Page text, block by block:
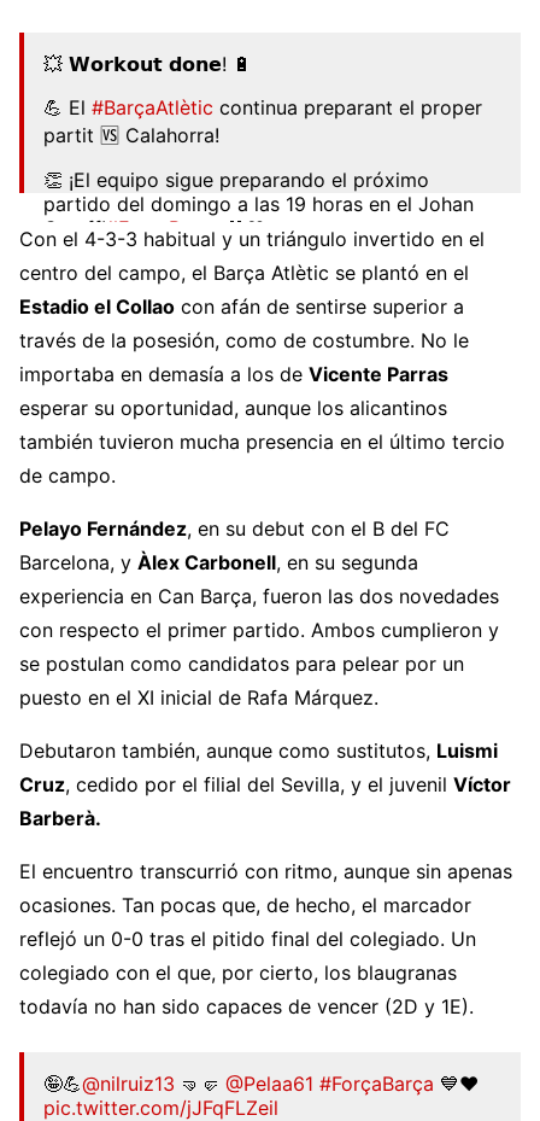
💥 𝗪𝗼𝗿𝗸𝗼𝘂𝘁 𝗱𝗼𝗻𝗲! 🔋
💪 El #BarçaAtlètic continua preparant el proper
partit 🆚 Calahorra!
👏 ¡El equipo sigue preparando el próximo
partido del domingo a las 19 horas en el Johan
Cruyff!#ForçaBarça
💙❤
pic.twitter.com/fkiR2MAEez
— Barça Atlètic (@FCBarcelonaB)
September 7,
2022
Con el 4-3-3 habitual y un triángulo invertido en el
centro del campo, el Barça Atlètic se plantó en el
Estadio el Collao con afán de sentirse superior a
través de la posesión, como de costumbre. No le
importaba en demasía a los de Vicente Parras
esperar su oportunidad, aunque los alicantinos
también tuvieron mucha presencia en el último tercio
de campo.
Pelayo Fernández, en su debut con el B del FC
Barcelona, y Àlex Carbonell, en su segunda
experiencia en Can Barça, fueron las dos novedades
con respecto el primer partido. Ambos cumplieron y
se postulan como candidatos para pelear por un
puesto en el XI inicial de Rafa Márquez.
Debutaron también, aunque como sustitutos, Luismi
Cruz, cedido por el filial del Sevilla, y el juvenil Víctor
Barberà.
El encuentro transcurrió con ritmo, aunque sin apenas
ocasiones. Tan pocas que, de hecho, el marcador
reflejó un 0-0 tras el pitido final del colegiado. Un
colegiado con el que, por cierto, los blaugranas
todavía no han sido capaces de vencer (2D y 1E).
🤪💪@nilruiz13 🤜🤛 @Pelaa61 #ForçaBarça 💙❤
pic.twitter.com/jJFqFLZeil